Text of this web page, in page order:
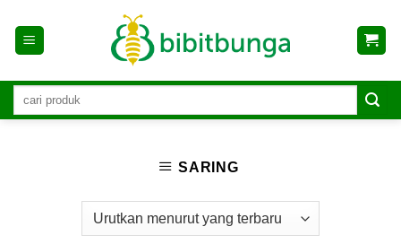
content
SARING